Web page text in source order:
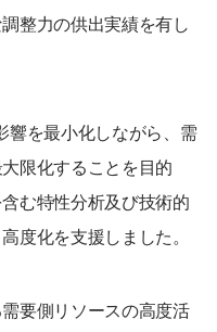
整力の供出実績を有し
響を最小化しながら、需
限化することを目的
む特性分析及び技術的
度化を支援しました。
要側リソースの高度活